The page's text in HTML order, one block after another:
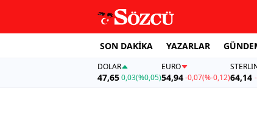
SON DAKİKA YAZARLAR
DOLAR
47,650,03(%0,05)
EURO
54,94 -0,07(%-0,12)64,14